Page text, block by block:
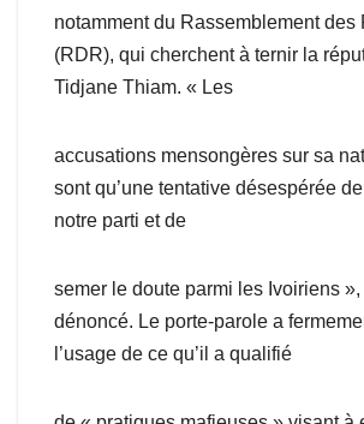
notamment du Rassemblement des
(RDR), qui cherchent à ternir la
Tidjane Thiam. « Les
accusations mensongères sur sa
sont qu’une tentative désespérée
notre parti et de
semer le doute parmi les Ivoiriens »,
dénoncé. Le porte-parole a
l’usage de ce qu’il a qualifié